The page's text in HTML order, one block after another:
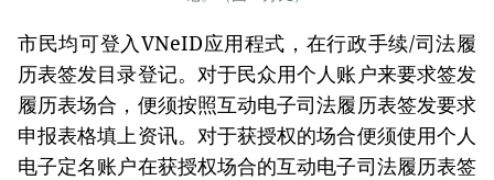
市民均可登入VNeID应用程式，在行政手续/司法履
历表签发目录登记。对于民众用个人账户来要求签发
履历表场合，便须按照互动电子司法履历表签发要求
申报表格填上资讯。对于获授权的场合便须使用个人
电子定名账户在获授权场合的互动电子司法履历表签